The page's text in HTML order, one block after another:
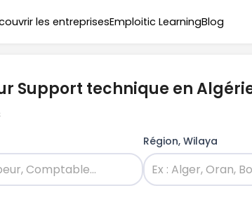
les entreprisesEmploitic LearningBlog
Support technique en
Région, Wilaya